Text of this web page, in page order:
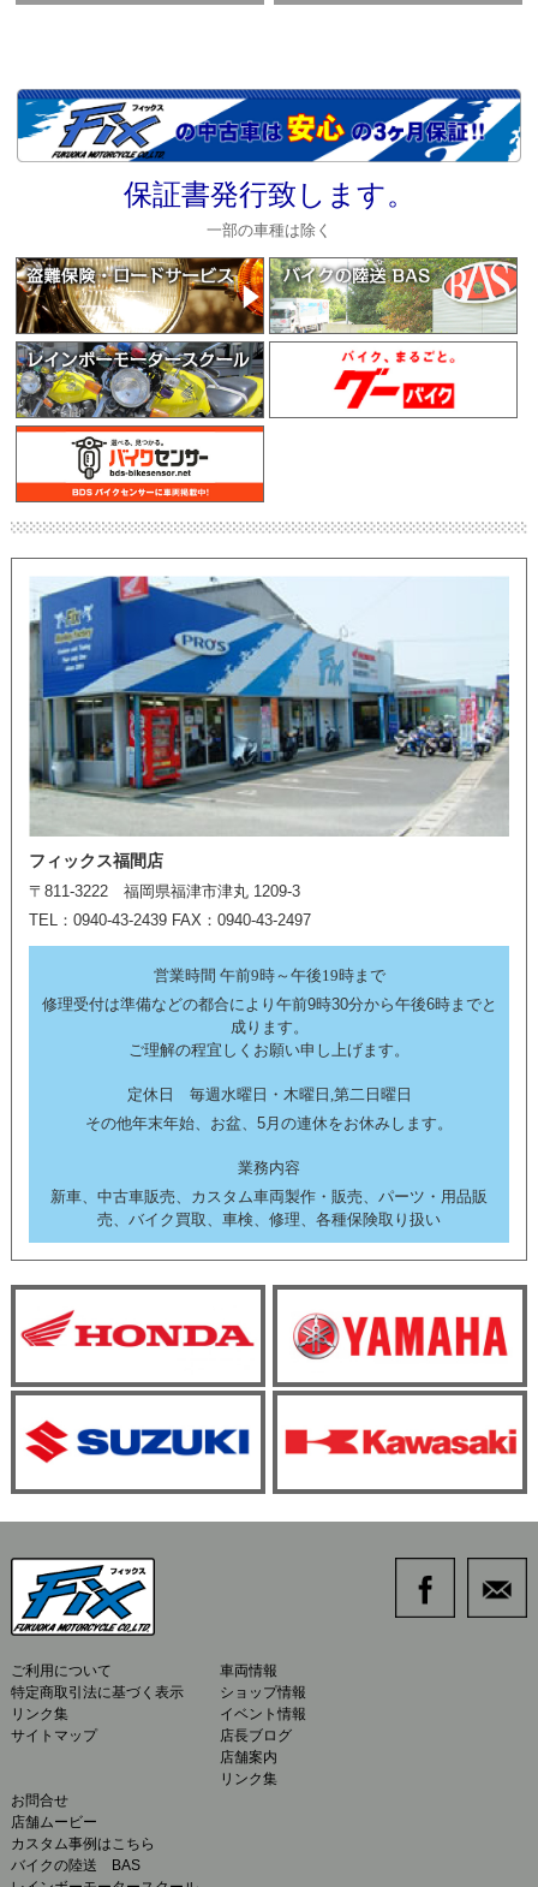
保証書発行致します。
一部の車種は除く
フィックス福間店
〒811-3222 福岡県福津市津丸 1209-3
TEL：0940-43-2439 FAX：0940-43-2497
営業時間 午前9時～午後19時まで
修理受付は準備などの都合により午前9時30分から午後6時までと
成ります。
ご理解の程宜しくお願い申し上げます。
定休日 毎週水曜日・木曜日,第二日曜日
その他年末年始、お盆、5月の連休をお休みします。
業務内容
新車、中古車販売、カスタム車両製作・販売、パーツ・用品販
売、バイク買取、車検、修理、各種保険取り扱い
ご利用について
特定商取引法に基づく表示
リンク集
サイトマップ
車両情報
ショップ情報
イベント情報
店長ブログ
店舗案内
リンク集
お問合せ
店舗ムービー
カスタム事例はこちら
バイクの陸送 BAS